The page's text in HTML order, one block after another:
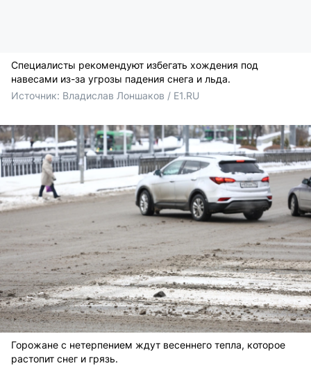
Специалисты рекомендуют избегать хождения под
навесами из-за угрозы падения снега и льда.
Источник: Владислав Лоншаков / E1.RU
Горожане с нетерпением ждут весеннего тепла, которое
растопит снег и грязь.